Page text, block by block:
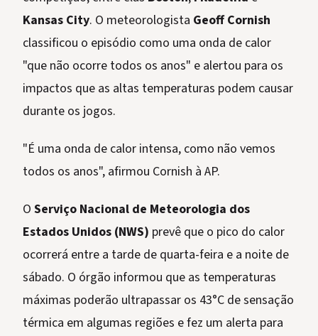
Kansas City. O meteorologista Geoff Cornish
classificou o episódio como uma onda de calor
"que não ocorre todos os anos" e alertou para os
impactos que as altas temperaturas podem causar
durante os jogos.
"É uma onda de calor intensa, como não vemos
todos os anos", afirmou Cornish à AP.
O Serviço Nacional de Meteorologia dos
Estados Unidos (NWS) prevê que o pico do calor
ocorrerá entre a tarde de quarta-feira e a noite de
sábado. O órgão informou que as temperaturas
máximas poderão ultrapassar os 43°C de sensação
térmica em algumas regiões e fez um alerta para